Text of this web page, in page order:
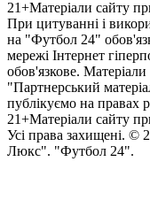
21+Матеріали сайту
При цитуванні і
на "Футбол 24"
мережі Інтернет
обов'язкове.
"Партнерський
публікуємо на правах
21+Матеріали сайту
Усi права захищенi. ©
Люкс". "Футбол 24".